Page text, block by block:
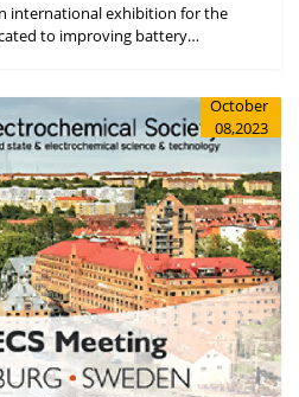
international exhibition for the
to improving battery
October
08,2023